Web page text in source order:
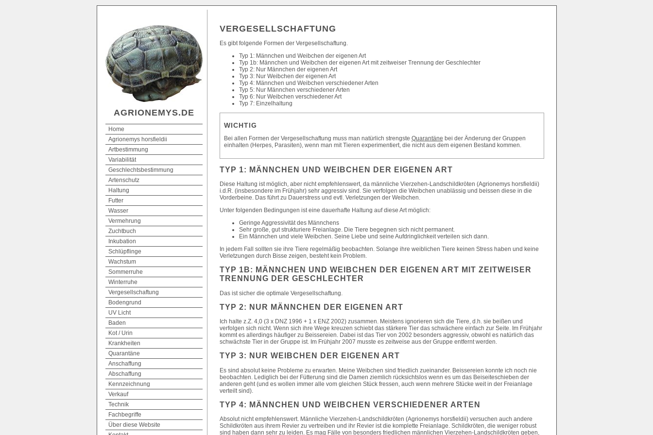
AGRIONEMYS.DE
Home
Agrionemys horsfieldii
Artbestimmung
Variabilität
Geschlechtsbestimmung
Artenschutz
Haltung
Futter
Wasser
Vermehrung
Zuchtbuch
Inkubation
Schlüpflinge
Wachstum
Sommerruhe
Winterruhe
Vergesellschaftung
Bodengrund
UV Licht
Baden
Kot / Urin
Krankheiten
Quarantäne
Anschaffung
Abschaffung
Kennzeichnung
Verkauf
Technik
Fachbegriffe
Über diese Website
VERGESELLSCHAFTUNG
Es gibt folgende Formen der Vergesellschaftung.
Typ 1: Männchen und Weibchen der eigenen Art
Typ 1b: Männchen und Weibchen der eigenen Art mit zeitweiser Trennung der Geschlechter
Typ 2: Nur Männchen der eigenen Art
Typ 3: Nur Weibchen der eigenen Art
Typ 4: Männchen und Weibchen verschiedener Arten
Typ 5: Nur Männchen verschiedener Arten
Typ 6: Nur Weibchen verschiedener Art
Typ 7: Einzelhaltung
WICHTIG
Bei allen Formen der Vergesellschaftung muss man natürlich strengste Quarantäne bei der Änderung der Gruppen
einhalten (Herpes, Parasiten), wenn man mit Tieren experimentiert, die nicht aus dem eigenen Bestand kommen.
TYP 1: MÄNNCHEN UND WEIBCHEN DER EIGENEN ART
Diese Haltung ist möglich, aber nicht empfehlenswert, da männliche Vierzehen-Landschildkröten (Agrionemys horsfieldii)
i.d.R. (insbesondere im Frühjahr) sehr aggressiv sind. Sie verfolgen die Weibchen unablässig und beissen diese in die
Vorderbeine. Das führt zu Dauerstress und evtl. Verletzungen der Weibchen.
Unter folgenden Bedingungen ist eine dauerhafte Haltung auf diese Art möglich:
Geringe Aggressivität des Männchens
Sehr große, gut strukturiere Freianlage. Die Tiere begegnen sich nicht permanent.
Ein Männchen und viele Weibchen. Seine Liebe und seine Aufdringlichkeit verteilen sich dann.
In jedem Fall sollten sie ihre Tiere regelmäßig beobachten. Solange ihre weiblichen Tiere keinen Stress haben und keine
Verletzungen durch Bisse zeigen, besteht kein Problem.
TYP 1B: MÄNNCHEN UND WEIBCHEN DER EIGENEN ART MIT ZEITWEISER
TRENNUNG DER GESCHLECHTER
Das ist sicher die optimale Vergesellschaftung.
TYP 2: NUR MÄNNCHEN DER EIGENEN ART
Ich halte z.Z. 4,0 (3 x DNZ 1996 + 1 x ENZ 2002) zusammen. Meistens ignorieren sich die Tiere, d.h. sie beißen und
verfolgen sich nicht. Wenn sich ihre Wege kreuzen schiebt das stärkere Tier das schwächere einfach zur Seite. Im Frühjahr
kommt es allerdings häufiger zu Beissereien. Dabei ist das Tier von 2002 besonders aggressiv, obwohl es natürlich das
schwächste Tier in der Gruppe ist. Im Frühjahr 2007 musste es zeitweise aus der Gruppe entfernt werden.
TYP 3: NUR WEIBCHEN DER EIGENEN ART
Es sind absolut keine Probleme zu erwarten. Meine Weibchen sind friedlich zueinander. Beissereien konnte ich noch nie
beobachten. Lediglich bei der Fütterung sind die Damen ziemlich rücksichtslos wenn es um das Beiseiteschieben der
anderen geht (und es wollen immer alle vom gleichen Stück fressen, auch wenn mehrere Stücke weit in der Freianlage
verteilt sind).
TYP 4: MÄNNCHEN UND WEIBCHEN VERSCHIEDENER ARTEN
Absolut nicht empfehlenswert. Männliche Vierzehen-Landschildkröten (Agrionemys horsfieldii) versuchen auch andere
Schildkröten aus ihrem Revier zu vertreiben und ihr Revier ist die komplette Freianlage. Schildkröten, die weniger robust
sind haben dann sehr zu leiden. Es mag Fälle von besonders friedlichen männlichen Vierzehen-Landschildkröten geben,